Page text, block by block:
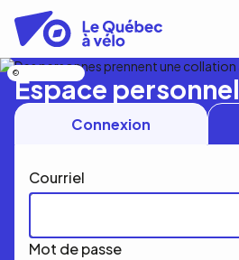
contenu
principal
Espace personnel
Connexion
Courriel
Mot de passe